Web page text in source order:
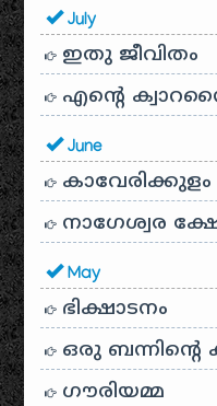
July
ഇതു ജീവിതം
എന്റെ
June
കാവേരിക്കുളം
നാഗേശ്വര
May
ഭിക്ഷാടനം
ഒരു ബന്നിന്റെ
ഗൗരിയമ്മ